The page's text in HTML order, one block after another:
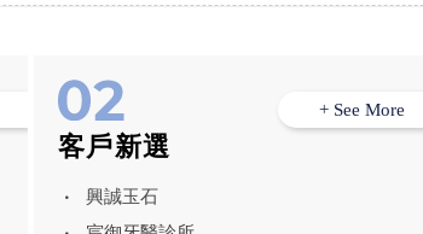
客戶新選
興誠玉石
+ See More